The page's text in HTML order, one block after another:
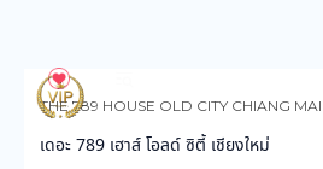
132
THE 789 HOUSE OLD CITY CHIANG MAI
เดอะ 789 เฮาส์ โอลด์ ซิตี้ เชียงใหม่